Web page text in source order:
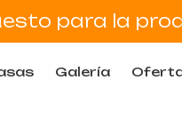
para la
Galería